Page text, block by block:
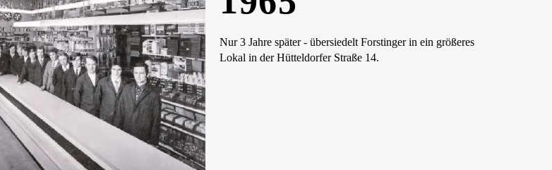
Nur 3 Jahre später - übersiedelt Forstinger in ein größeres
Lokal in der Hütteldorfer Straße 14.